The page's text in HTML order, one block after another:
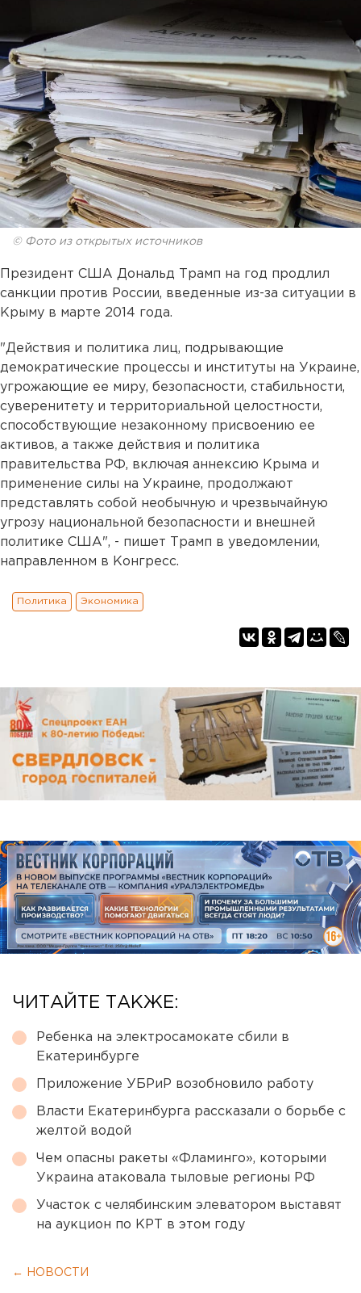
© Фото из открытых источников
Президент США Дональд Трамп на год продлил
санкции против России, введенные из-за ситуации в
Крыму в марте 2014 года.
"Действия и политика лиц, подрывающие
демократические процессы и институты на Украине,
угрожающие ее миру, безопасности, стабильности,
суверенитету и территориальной целостности,
способствующие незаконному присвоению ее
активов, а также действия и политика
правительства РФ, включая аннексию Крыма и
применение силы на Украине, продолжают
представлять собой необычную и чрезвычайную
угрозу национальной безопасности и внешней
политике США", - пишет Трамп в уведомлении,
направленном в Конгресс.
Политика Экономика
ЧИТАЙТЕ ТАКЖЕ:
Ребенка на электросамокате сбили в
Екатеринбурге
Приложение УБРиР возобновило работу
Власти Екатеринбурга рассказали о борьбе с
желтой водой
Чем опасны ракеты «Фламинго», которыми
Украина атаковала тыловые регионы РФ
Участок с челябинским элеватором выставят
на аукцион по КРТ в этом году
← НОВОСТИ